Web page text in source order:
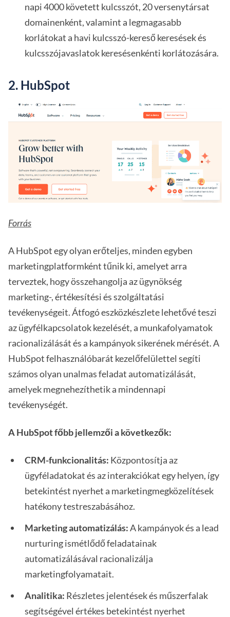
napi 4000 követett kulcsszót, 20 versenytársat
domainenként, valamint a legmagasabb
korlátokat a havi kulcsszó-kereső keresések és
kulcsszójavaslatok keresésenkénti korlátozására.
2. HubSpot
Forrás
A HubSpot egy olyan erőteljes, minden egyben
marketingplatformként tűnik ki, amelyet arra
terveztek, hogy összehangolja az ügynökség
marketing-, értékesítési és szolgáltatási
tevékenységeit. Átfogó eszközkészlete lehetővé teszi
az ügyfélkapcsolatok kezelését, a munkafolyamatok
racionalizálását és a kampányok sikerének mérését. A
HubSpot felhasználóbarát kezelőfelülettel segíti
számos olyan unalmas feladat automatizálását,
amelyek megnehezíthetik a mindennapi
tevékenységét.
A HubSpot főbb jellemzői a következők:
CRM-funkcionalitás: Központosítja az
ügyféladatokat és az interakciókat egy helyen, így
betekintést nyerhet a marketingmegközelítések
hatékony testreszabásához.
Marketing automatizálás:A kampányok és a lead
nurturing ismétlődő feladatainak
automatizálásával racionalizálja
marketingfolyamatait.
Analitika: Részletes jelentések és műszerfalak
segítségével értékes betekintést nyerhet